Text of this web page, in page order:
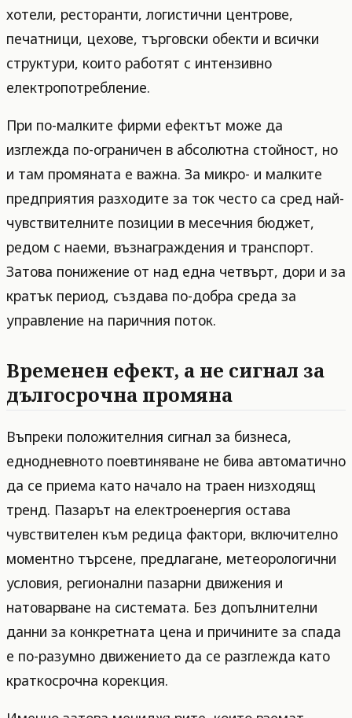
хотели, ресторанти, логистични центрове,
печатници, цехове, търговски обекти и всички
структури, които работят с интензивно
електропотребление.
При по-малките фирми ефектът може да
изглежда по-ограничен в абсолютна стойност, но
и там промяната е важна. За микро- и малките
предприятия разходите за ток често са сред най-
чувствителните позиции в месечния бюджет,
редом с наеми, възнаграждения и транспорт.
Затова понижение от над една четвърт, дори и за
кратък период, създава по-добра среда за
управление на паричния поток.
Временен ефект, а не сигнал за
дългосрочна промяна
Въпреки положителния сигнал за бизнеса,
еднодневното поевтиняване не бива автоматично
да се приема като начало на траен низходящ
тренд. Пазарът на електроенергия остава
чувствителен към редица фактори, включително
моментно търсене, предлагане, метеорологични
условия, регионални пазарни движения и
натоварване на системата. Без допълнителни
данни за конкретната цена и причините за спада
е по-разумно движението да се разглежда като
краткосрочна корекция.